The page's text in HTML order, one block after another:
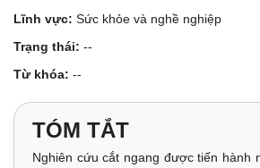
Lĩnh vực: Sức khỏe và nghề nghiệp
Trạng thái: --
Từ khóa: --
TÓM TẮT
Nghiên cứu cắt ngang được tiến hành